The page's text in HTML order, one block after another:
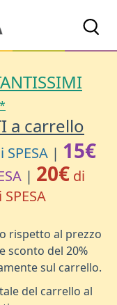
*
a carrello
| 15€
| 20€ di
rispetto al prezzo
sconto del 20%
sul carrello.
del carrello al